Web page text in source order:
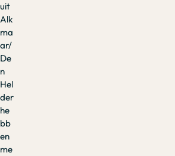
uit
Alk
ma
ar/
De
n
Hel
der
he
bb
en
me